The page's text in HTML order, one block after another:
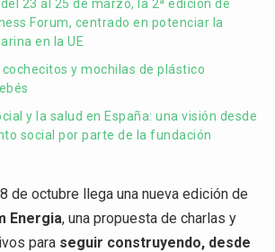
23 al 25 de marzo, la 2ª edición de
Forum, centrado en potenciar la
en la UE
y mochilas de plástico
y la salud en España: una visión desde
social por parte de la fundación
de octubre llega una nueva edición de
Energia, una propuesta de charlas y
para seguir construyendo, desde